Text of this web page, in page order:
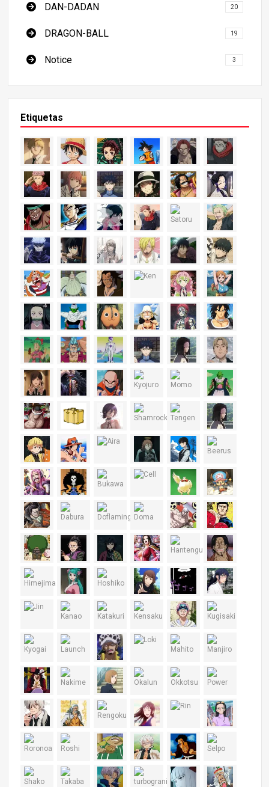
DAN-DADAN 20
DRAGON-BALL 19
Notice 3
Etiquetas